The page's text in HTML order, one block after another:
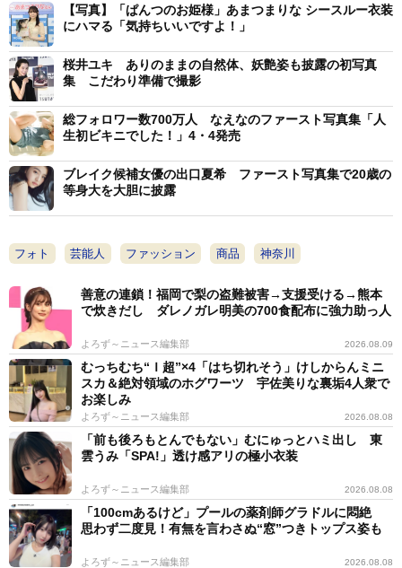
「美人百花」（角川春樹事務所）、「VOCE」（講談
社）、「and GIRL」（DONUTS）、「MAQUIA」（集
英社）、「美的」（小学館）など、数々の女性ファッシ
ョン誌・ビューティー誌にレギュラー出演。人気アパレ
ルブランドモデルをはじめ、「ビジネスクリック」
（TBS）で３年半キャスターとして出演するなど、広告
やテレビなど幅広いメディアで活躍。特技は韓国語と英
語と中国語。
【写真】「ぱんつのお姫様」あまつまりな シースルー衣装
にハマる「気持ちいいですよ！」
桜井ユキ ありのままの自然体、妖艶姿も披露の初写真
集 こだわり準備で撮影
総フォロワー数700万人 なえなのファースト写真集「人
生初ビキニでした！」4・4発売
ブレイク候補女優の出口夏希 ファースト写真集で20歳の
等身大を大胆に披露
フォト 芸能人 ファッション 商品 神奈川
善意の連鎖！福岡で梨の盗難被害→支援受ける→熊本
で炊きだし ダレノガレ明美の700食配布に強力助っ人
よろず～ニュース編集部 2026.08.09
むっちむち“Ｉ超”×4「はち切れそう」けしからんミニ
スカ＆絶対領域のホグワーツ 宇佐美りな裏垢4人衆で
お楽しみ
よろず～ニュース編集部 2026.08.08
「前も後ろもとんでもない」むにゅっとハミ出し 東
雲うみ「SPA!」透け感アリの極小衣装
よろず～ニュース編集部 2026.08.08
「100cmあるけど」プールの薬剤師グラドルに悶絶
思わず二度見！有無を言わさぬ“窓”つきトップス姿も
よろず～ニュース編集部 2026.08.08